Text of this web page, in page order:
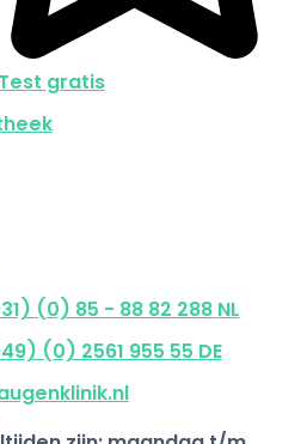
gratis
(0) 85 - 88 82 288 NL
(0) 2561 955 55 DE